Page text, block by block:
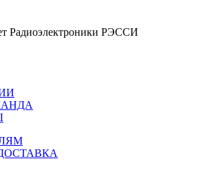
Радиоэлектроники РЭССИ